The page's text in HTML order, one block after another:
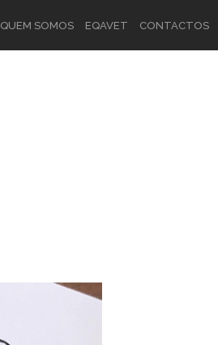
QUEM SOMOS EQAVET CONTACTOS